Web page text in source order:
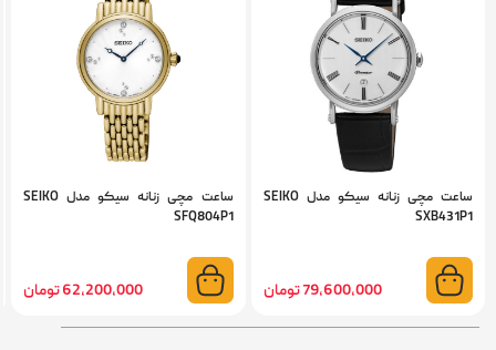
ساعت مچی زنانه سیکو مدل SEIKO
SXB431P1
79,600,000 تومان
ساعت مچی زنانه سیکو مدل SEIKO
SFQ804P1
62,200,000 تومان